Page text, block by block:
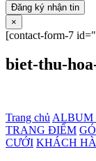
Đăng ký nhận tin
×
[contact-form-7
biet-thu-
Trang chủ ALBUM
TRANG ĐIỂM
CƯỚI KHÁCH